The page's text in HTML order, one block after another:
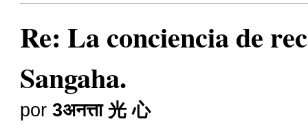
Re: La conciencia de
Sangaha.
por3अनत्ता 光 心